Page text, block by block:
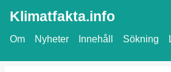
Klimatfakta.info
Om Nyheter Innehåll Sökning